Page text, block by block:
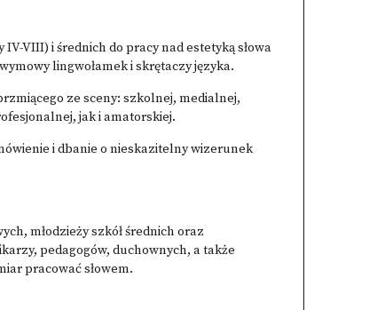
VIII) i średnich do pracy nad estetyką słowa
lingwołamek i skrętaczy języka.
ze sceny: szkolnej, medialnej,
jak i amatorskiej.
i dbanie o nieskazitelny wizerunek
młodzieży szkół średnich oraz
pedagogów, duchownych, a także
pracować słowem.